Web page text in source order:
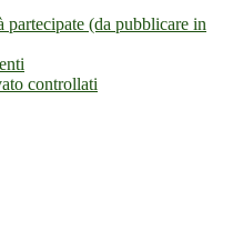
partecipate (da pubblicare in
controllati